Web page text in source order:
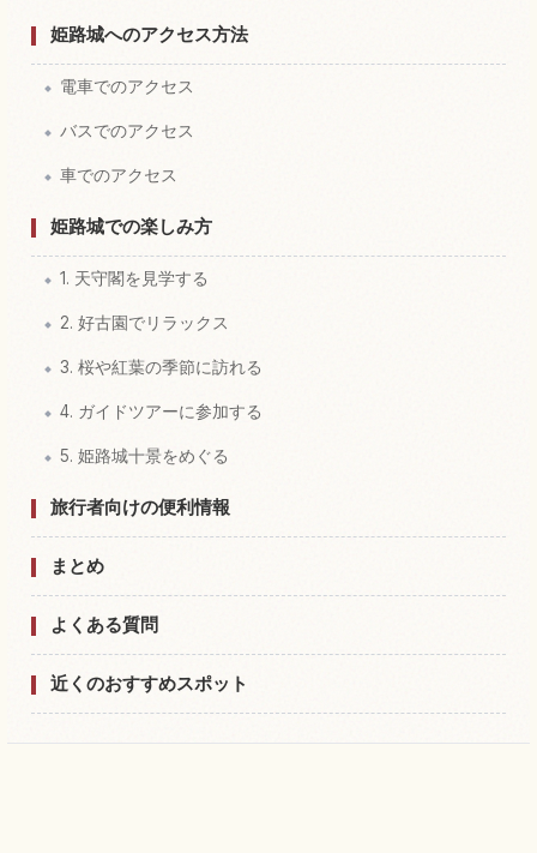
姫路城へのアクセス方法
電車でのアクセス
バスでのアクセス
車でのアクセス
姫路城での楽しみ方
1. 天守閣を見学する
2. 好古園でリラックス
3. 桜や紅葉の季節に訪れる
4. ガイドツアーに参加する
5. 姫路城十景をめぐる
旅行者向けの便利情報
まとめ
よくある質問
近くのおすすめスポット